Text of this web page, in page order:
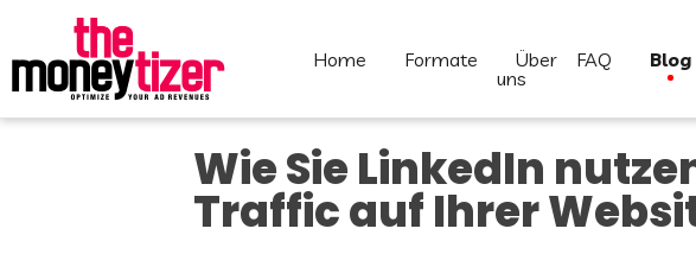
home formate
über
uns
FAQ blog
Wie Sie LinkedIn
Traffic auf Ihrer